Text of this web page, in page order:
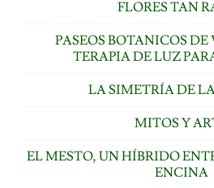
FLORES TAN
PASEOS BOTANICOS
TERAPIA DE LUZ
LA SIMETRÍA DE
MITOS Y
EL MESTO, UN HÍBRIDO
ENCINA